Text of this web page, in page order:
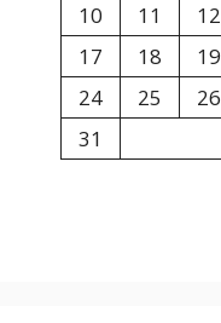
10
11 12
17
18 19
24
25 26
31